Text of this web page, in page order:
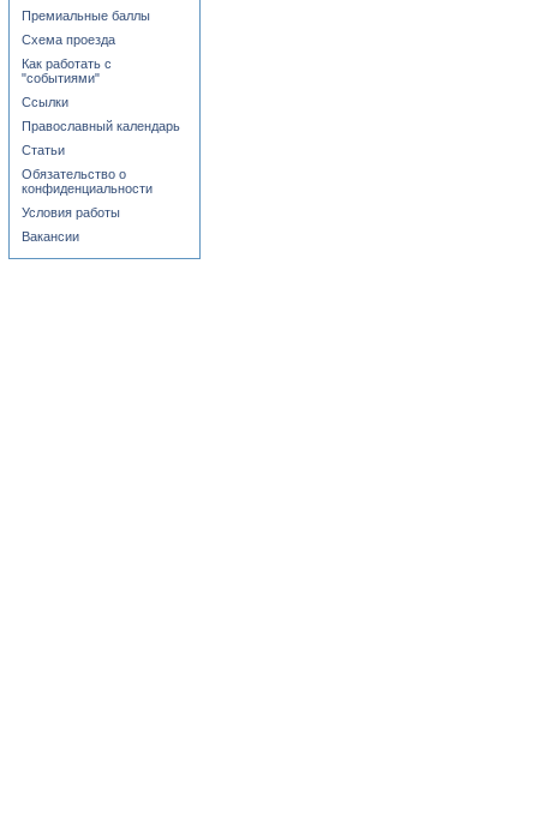
Премиальные баллы
Схема проезда
Как работать с
"событиями"
Ссылки
Православный календарь
Статьи
Обязательство о
конфиденциальности
Условия работы
Вакансии